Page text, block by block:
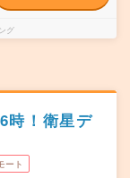
グ
時！衛星デ
ート